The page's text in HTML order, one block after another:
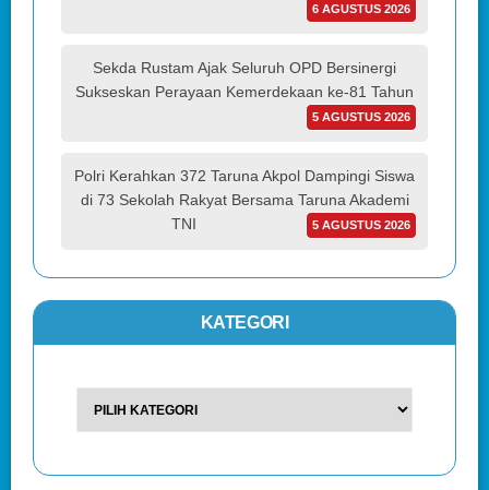
6 AGUSTUS 2026
Sekda Rustam Ajak Seluruh OPD Bersinergi
Sukseskan Perayaan Kemerdekaan ke-81 Tahun
5 AGUSTUS 2026
Polri Kerahkan 372 Taruna Akpol Dampingi Siswa
di 73 Sekolah Rakyat Bersama Taruna Akademi
TNI
5 AGUSTUS 2026
KATEGORI